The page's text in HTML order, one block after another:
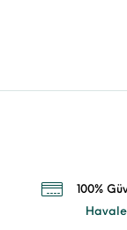
100%